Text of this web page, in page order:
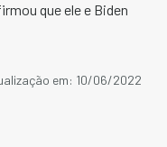
que ele e Biden
em: 10/06/2022